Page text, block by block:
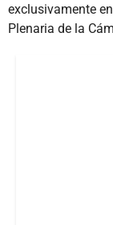
exclusivamente
Plenaria de la